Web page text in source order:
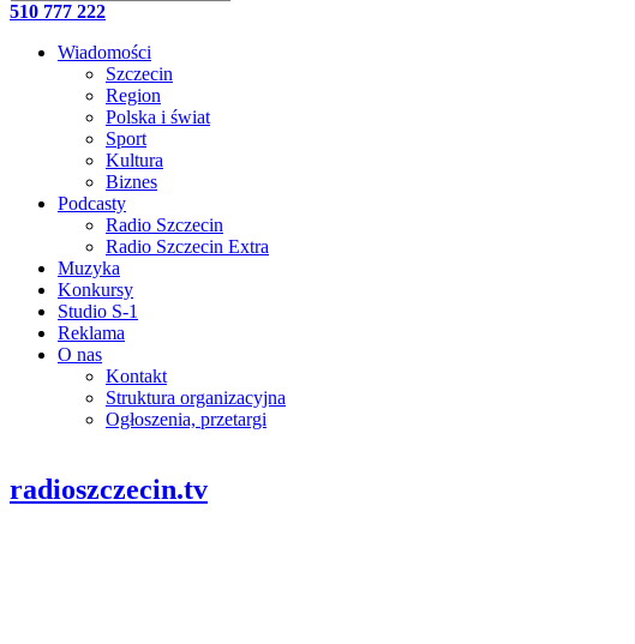
510 777 222
Wiadomości
Szczecin
Region
Polska i świat
Sport
Kultura
Biznes
Podcasty
Radio Szczecin
Radio Szczecin Extra
Muzyka
Konkursy
Studio S-1
Reklama
O nas
Kontakt
Struktura organizacyjna
Ogłoszenia, przetargi
radioszczecin.tv